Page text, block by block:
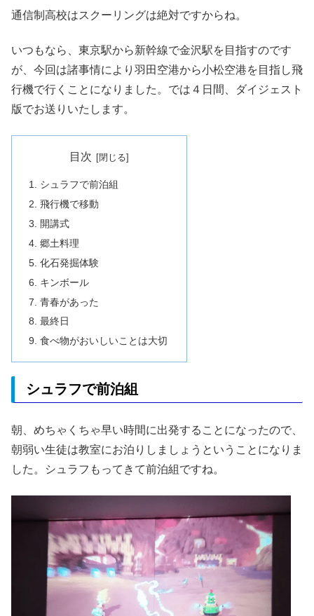
通信制高校はスクーリングは絶対ですからね。
いつもなら、東京駅から新幹線で金沢駅を目指すのです
が、今回は諸事情により羽田空港から小松空港を目指し飛
行機で行くことになりました。では４日間、ダイジェスト
版でお送りいたします。
目次
シュラフで前泊組
飛行機で移動
開講式
郷土料理
化石発掘体験
キンボール
青春があった
最終日
食べ物がおいしいことは大切
シュラフで前泊組
朝、めちゃくちゃ早い時間に出発することになったので、
朝弱い生徒は教室にお泊りしましょうということになりま
した。シュラフもってきて前泊組ですね。